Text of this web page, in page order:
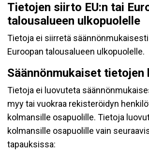
Tietojen siirto EU:n tai
talousalueen ulkopuolelle
Tietoja ei siirretä säännönmukaisesti
Euroopan talousalueen ulkopuolelle.
Säännönmukaiset
Tietoja ei luovuteta
myy tai vuokraa rekisteröidyn
kolmansille osapuolille. Tietoja
kolmansille osapuolille vain
tapauksissa: